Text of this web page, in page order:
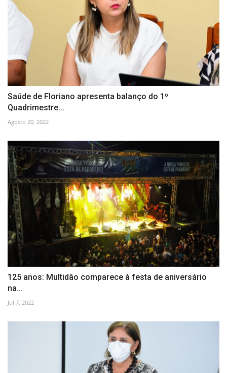
Saúde de Floriano apresenta balanço do 1º
Quadrimestre...
Agosto 20, 2022
125 anos: Multidão comparece à festa de aniversário
na...
Jul 7, 2022